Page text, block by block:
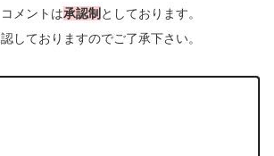
メントは承認制としております。
しておりますのでご了承下さい。